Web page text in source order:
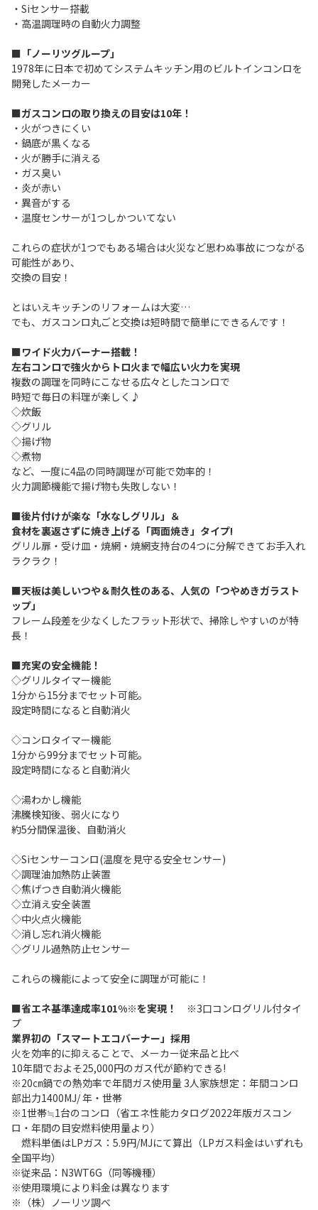
・Siセンサー搭載
・高温調理時の自動火力調整
■「ノーリツグループ」
1978年に日本で初めてシステムキッチン用のビルトインコンロを
開発したメーカー
■ガスコンロの取り換えの目安は10年！
・火がつきにくい
・鍋底が黒くなる
・火が勝手に消える
・ガス臭い
・炎が赤い
・異音がする
・温度センサーが1つしかついてない
これらの症状が1つでもある場合は火災など思わぬ事故につながる
可能性があり、
交換の目安！
とはいえキッチンのリフォームは大変…
でも、ガスコンロ丸ごと交換は短時間で簡単にできるんです！
■ワイド火力バーナー搭載！
左右コンロで強火からトロ火まで幅広い火力を実現
複数の調理を同時にこなせる広々としたコンロで
時短で毎日の料理が楽しく♪
◇炊飯
◇グリル
◇揚げ物
◇煮物
など、一度に4品の同時調理が可能で効率的！
火力調節機能で揚げ物も失敗しない！
■後片付けが楽な「水なしグリル」＆
食材を裏返さずに焼き上げる「両面焼き」タイプ!
グリル扉・受け皿・焼網・焼網支持台の4つに分解できてお手入れ
ラクラク！
■天板は美しいつや＆耐久性のある、人気の「つやめきガラスト
ップ」
フレーム段差を少なくしたフラット形状で、掃除しやすいのが特
長！
■充実の安全機能！
◇グリルタイマー機能
1分から15分までセット可能。
設定時間になると自動消火
◇コンロタイマー機能
1分から99分までセット可能。
設定時間になると自動消火
◇湯わかし機能
沸騰検知後、弱火になり
約5分間保温後、自動消火
◇Siセンサーコンロ(温度を見守る安全センサー)
◇調理油加熱防止装置
◇焦げつき自動消火機能
◇立消え安全装置
◇中火点火機能
◇消し忘れ消火機能
◇グリル過熱防止センサー
これらの機能によって安全に調理が可能に！
■省エネ基準達成率101%※を実現！
※3口コンログリル付タイ
プ
業界初の「スマートエコバーナー」採用
火を効率的に抑えることで、メーカー従来品と比べ
10年間でおよそ25,000円のガス代が節約できる!
※20㎝鍋での熱効率で年間ガス使用量 3人家族想定：年間コンロ
部出力1400MJ/ 年・世帯
※1世帯≒1台のコンロ（省エネ性能カタログ2022年版ガスコン
ロ・年間の目安燃料使用量より）
燃料単価はLPガス：5.9円/MJにて算出（LPガス料金はいずれも
全国平均）
※従来品：N3WT6G（同等機種）
※使用環境により料金は異なります
※（株）ノーリツ調べ